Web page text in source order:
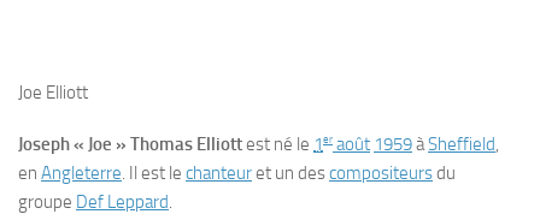
Joe Elliott
Joseph « Joe » Thomas Elliottest né le 1er août 1959àSheffield,
en Angleterre. Il est le chanteuret un descompositeursdu
groupe Def Leppard.